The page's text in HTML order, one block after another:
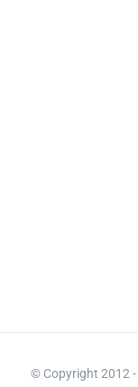
© Copyright 2012 -